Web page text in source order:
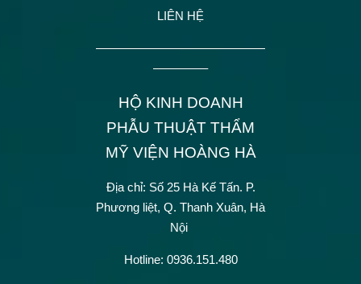
LIÊN HỆ
——————————————
————–
HỘ KINH DOANH
PHẪU THUẬT THẨM
MỸ VIỆN HOÀNG HÀ
Địa chỉ: Số 25 Hà Kế Tấn. P.
Phương liệt, Q. Thanh Xuân, Hà
Nội
Hotline: 0936.151.480